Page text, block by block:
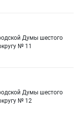
Думы шестого
№ 11
Думы шестого
№ 12